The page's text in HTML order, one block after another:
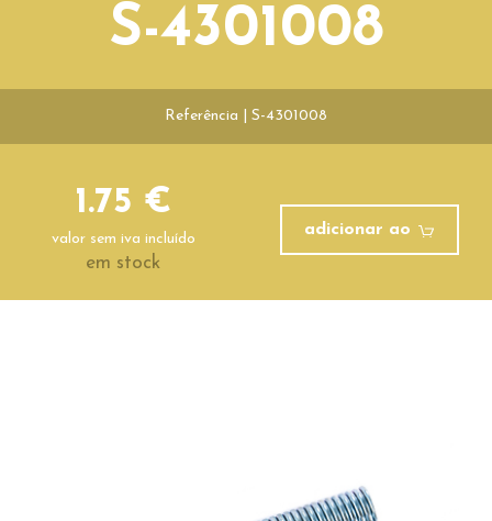
S-4301008
Referência | S-4301008
1.75 €
valor sem iva incluído
em stock
adicionar ao